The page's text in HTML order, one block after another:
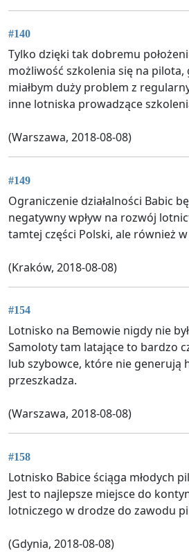
#140
Tylko dzięki tak dobremu
możliwość szkolenia się na
miałbym duży problem z
inne lotniska prowadzące
(Warszawa, 2018-08-08)
#149
Ograniczenie działalności Babic
negatywny wpływ na rozwój
tamtej części Polski, ale również w
(Kraków, 2018-08-08)
#154
Lotnisko na Bemowie nigdy nie
Samoloty tam latające to bardzo
lub szybowce, które nie generują
przeszkadza.
(Warszawa, 2018-08-08)
#158
Lotnisko Babice ściąga młodych
Jest to najlepsze miejsce do
lotniczego w drodze do zawodu
(Gdynia, 2018-08-08)